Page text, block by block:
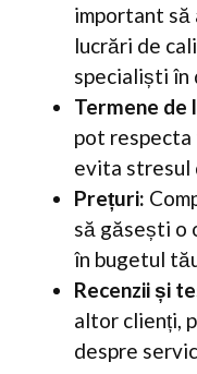
important să
lucrări de
specialiști în
Termene de
pot respecta
evita stresul
Prețuri:
să găsești o
în bugetul
Recenzii și
altor clienți,
despre